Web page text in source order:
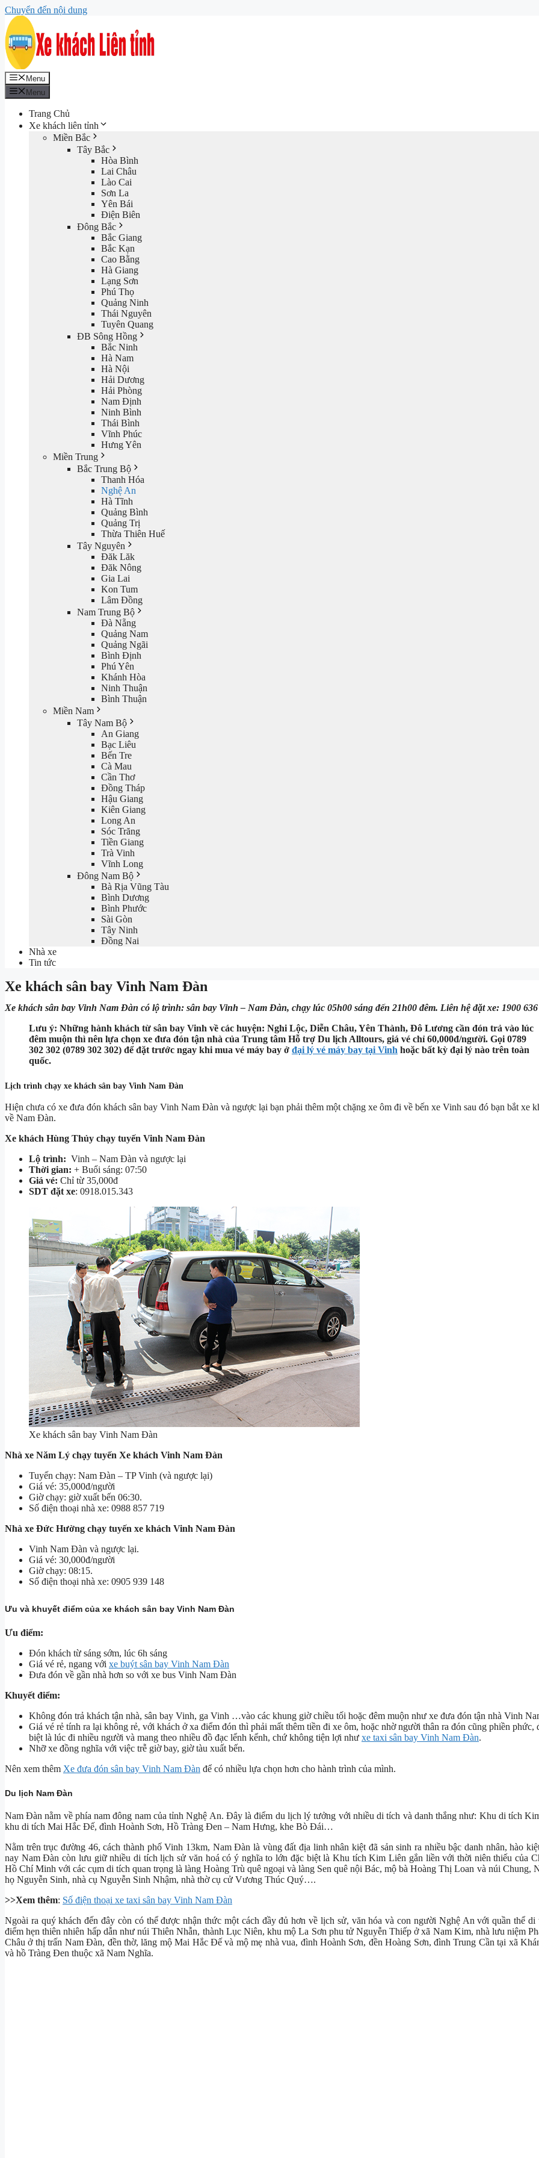
Chuyển đến nội dung
Menu
Menu
Trang Chủ
Xe khách liên tỉnh
Miền Bắc
Tây Bắc
Hòa Bình
Lai Châu
Lào Cai
Sơn La
Yên Bái
Điện Biên
Đông Bắc
Bắc Giang
Bắc Kạn
Cao Bằng
Hà Giang
Lạng Sơn
Phú Thọ
Quảng Ninh
Thái Nguyên
Tuyên Quang
ĐB Sông Hồng
Bắc Ninh
Hà Nam
Hà Nội
Hải Dương
Hải Phòng
Nam Định
Ninh Bình
Thái Bình
Vĩnh Phúc
Hưng Yên
Miền Trung
Bắc Trung Bộ
Thanh Hóa
Nghệ An
Hà Tĩnh
Quảng Bình
Quảng Trị
Thừa Thiên Huế
Tây Nguyên
Đăk Lăk
Đăk Nông
Gia Lai
Kon Tum
Lâm Đồng
Nam Trung Bộ
Đà Nẵng
Quảng Nam
Quảng Ngãi
Bình Định
Phú Yên
Khánh Hòa
Ninh Thuận
Bình Thuận
Miền Nam
Tây Nam Bộ
An Giang
Bạc Liêu
Bến Tre
Cà Mau
Cần Thơ
Đồng Tháp
Hậu Giang
Kiên Giang
Long An
Sóc Trăng
Tiền Giang
Trà Vinh
Vĩnh Long
Đông Nam Bộ
Bà Rịa Vũng Tàu
Bình Dương
Bình Phước
Sài Gòn
Tây Ninh
Đồng Nai
Nhà xe
Tin tức
Xe khách sân bay Vinh Nam Đàn
Xe khách sân bay Vinh Nam Đàn có lộ trình: sân bay Vinh – Nam Đàn, chạy lúc 05h00 sáng đến 21h00 đêm. Liên hệ đặt xe: 1900
Lưu ý: Những hành khách từ sân bay Vinh về các huyện: Nghi Lộc, Diễn Châu, Yên Thành, Đô Lương cần đón trả vào lúc
đêm muộn thì nên lựa chọn xe đưa đón tận nhà của Trung tâm Hỗ trợ Du lịch Alltours, giá vé chỉ 60,000đ/người. Gọi 0789
302 302 (0789 302 302) để đặt trước ngay khi mua vé máy bay ở đại lý vé máy bay tại Vinh hoặc bất kỳ đại lý nào trên toàn
quốc.
Lịch trình chạy xe khách sân bay Vinh Nam Đàn
Hiện chưa có xe đưa đón khách sân bay Vinh Nam Đàn và ngược lại bạn phải thêm một chặng xe ôm đi về bến xe Vinh sau đó bạn bắt xe
về Nam Đàn.
Xe khách Hùng Thủy chạy tuyến Vinh Nam Đàn
Lộ trình: Vinh – Nam Đàn và ngược lại
Thời gian: + Buổi sáng: 07:50
Giá vé: Chỉ từ 35,000đ
SDT đặt xe: 0918.015.343
Xe khách sân bay Vinh Nam Đàn
Nhà xe Năm Lý chạy tuyến Xe khách Vinh Nam Đàn
Tuyến chạy: Nam Đàn – TP Vinh (và ngược lại)
Giá vé: 35,000đ/người
Giờ chạy: giờ xuất bến 06:30.
Số điện thoại nhà xe: 0988 857 719
Nhà xe Đức Hường chạy tuyến xe khách Vinh Nam Đàn
Vinh Nam Đàn và ngược lại.
Giá vé: 30,000đ/người
Giờ chạy: 08:15.
Số điện thoại nhà xe: 0905 939 148
Ưu và khuyết điểm của xe khách sân bay Vinh Nam Đàn
Ưu điểm:
Đón khách từ sáng sớm, lúc 6h sáng
Giá vé rẻ, ngang với xe buýt sân bay Vinh Nam Đàn
Đưa đón về gần nhà hơn so với xe bus Vinh Nam Đàn
Khuyết điểm:
Không đón trả khách tận nhà, sân bay Vinh, ga Vinh …vào các khung giờ chiều tối hoặc đêm muộn như xe đưa đón tận nhà Vinh
Giá vé rẻ tính ra lại không rẻ, với khách ở xa điểm đón thì phải mất thêm tiền đi xe ôm, hoặc nhờ người thân ra đón cũng phiền phức,
biệt là lúc đi nhiều người và mang theo nhiều đồ đạc lểnh kểnh, chứ không tiện lợi như xe taxi sân bay Vinh Nam Đàn.
Nhỡ xe đồng nghĩa với việc trễ giờ bay, giờ tàu xuất bến.
Nên xem thêm Xe đưa đón sân bay Vinh Nam Đàn để có nhiều lựa chọn hơn cho hành trình của mình.
Du lịch Nam Đàn
Nam Đàn nằm về phía nam đông nam của tỉnh Nghệ An. Đây là điểm du lịch lý tưởng với nhiều di tích và danh thắng như: Khu di tích
khu di tích Mai Hắc Đế, đình Hoành Sơn, Hồ Tràng Đen – Nam Hưng, khe Bò Đái…
Nằm trên trục đường 46, cách thành phố Vinh 13km, Nam Đàn là vùng đất địa linh nhân kiệt đã sản sinh ra nhiều bậc danh nhân, hào
nay Nam Đàn còn lưu giữ nhiều di tích lịch sử văn hoá có ý nghĩa to lớn đặc biệt là Khu tích Kim Liên gắn liền với thời niên thiếu của
Hồ Chí Minh với các cụm di tích quan trọng là làng Hoàng Trù quê ngoại và làng Sen quê nội Bác, mộ bà Hoàng Thị Loan và núi Chung,
họ Nguyễn Sinh, nhà cụ Nguyễn Sinh Nhậm, nhà thờ cụ cử Vương Thúc Quý….
>>Xem thêm: Số điện thoại xe taxi sân bay Vinh Nam Đàn
Ngoài ra quý khách đến đây còn có thể được nhận thức một cách đầy đủ hơn về lịch sử, văn hóa và con người Nghệ An với quần thể di
điểm hẹn thiên nhiên hấp dẫn như núi Thiên Nhẫn, thành Lục Niên, khu mộ La Sơn phu tử Nguyễn Thiếp ở xã Nam Kim, nhà lưu niệm
Châu ở thị trấn Nam Đàn, đền thờ, lăng mộ Mai Hắc Đế và mộ mẹ nhà vua, đình Hoành Sơn, đền Hoàng Sơn, đình Trung Cần tại xã
và hồ Tràng Đen thuộc xã Nam Nghĩa.